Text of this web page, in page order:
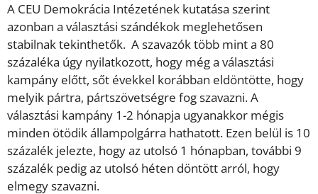
A CEU Demokrácia Intézetének kutatása szerint
azonban a választási szándékok meglehetősen
stabilnak tekinthetők. A szavazók több mint a 80
százaléka úgy nyilatkozott, hogy még a választási
kampány előtt, sőt évekkel korábban eldöntötte, hogy
melyik pártra, pártszövetségre fog szavazni. A
választási kampány 1-2 hónapja ugyanakkor mégis
minden ötödik állampolgárra hathatott. Ezen belül is 10
százalék jelezte, hogy az utolsó 1 hónapban, további 9
százalék pedig az utolsó héten döntött arról, hogy
elmegy szavazni.